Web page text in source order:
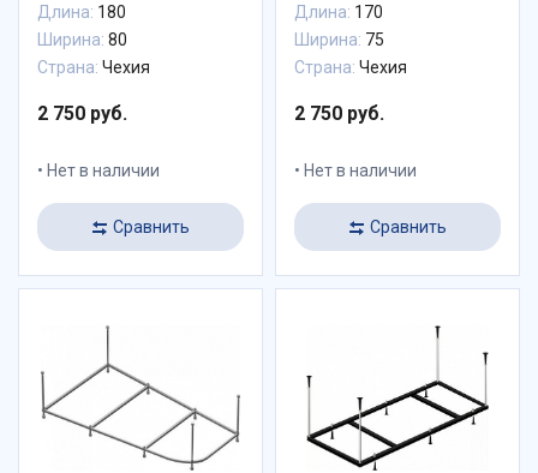
Длина: 180
Ширина: 80
Страна: Чехия
2 750 руб.
Нет в наличии
Сравнить
Длина: 170
Ширина: 75
Страна: Чехия
2 750 руб.
Нет в наличии
Сравнить